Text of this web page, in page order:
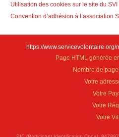
Utilisation des cookies sur le site du SVI
Convention d’adhésion à l’association
https://
Page HTML générée
Nombre de
Votre
Votre
Votre
Votre